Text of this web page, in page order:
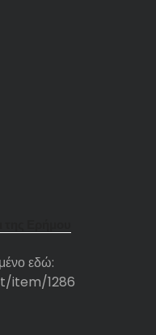
εδώ:
item/1286